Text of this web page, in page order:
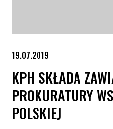
19.07.2019
KPH SKŁADA
PROKURATURY
POLSKIEJ